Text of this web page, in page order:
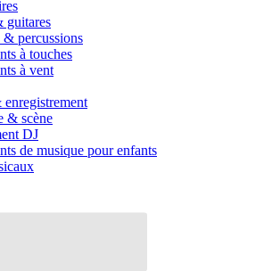
guitares
& percussions
à touches
à vent
& scène
DJ
de musique pour enfants